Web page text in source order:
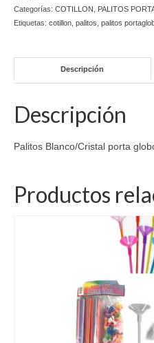
cantidad
Categorías: COTILLON
PALITOS
Etiquetas: cotillon palitos palitos
Descripción
Descripción
Palitos Blanco/Cristal porta
Productos